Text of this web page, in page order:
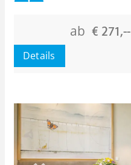
Maximalbelegung:
ab € 271,--
Details